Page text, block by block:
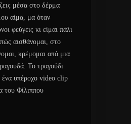
μέσα στο δέρμα
αίμα, μα όταν
φεύγεις κι είμαι πάλι
αισθάνομαι, στο
κρέμομαι από μια
Το τραγούδι
ένα υπέροχο video clip
του Φίλιππου